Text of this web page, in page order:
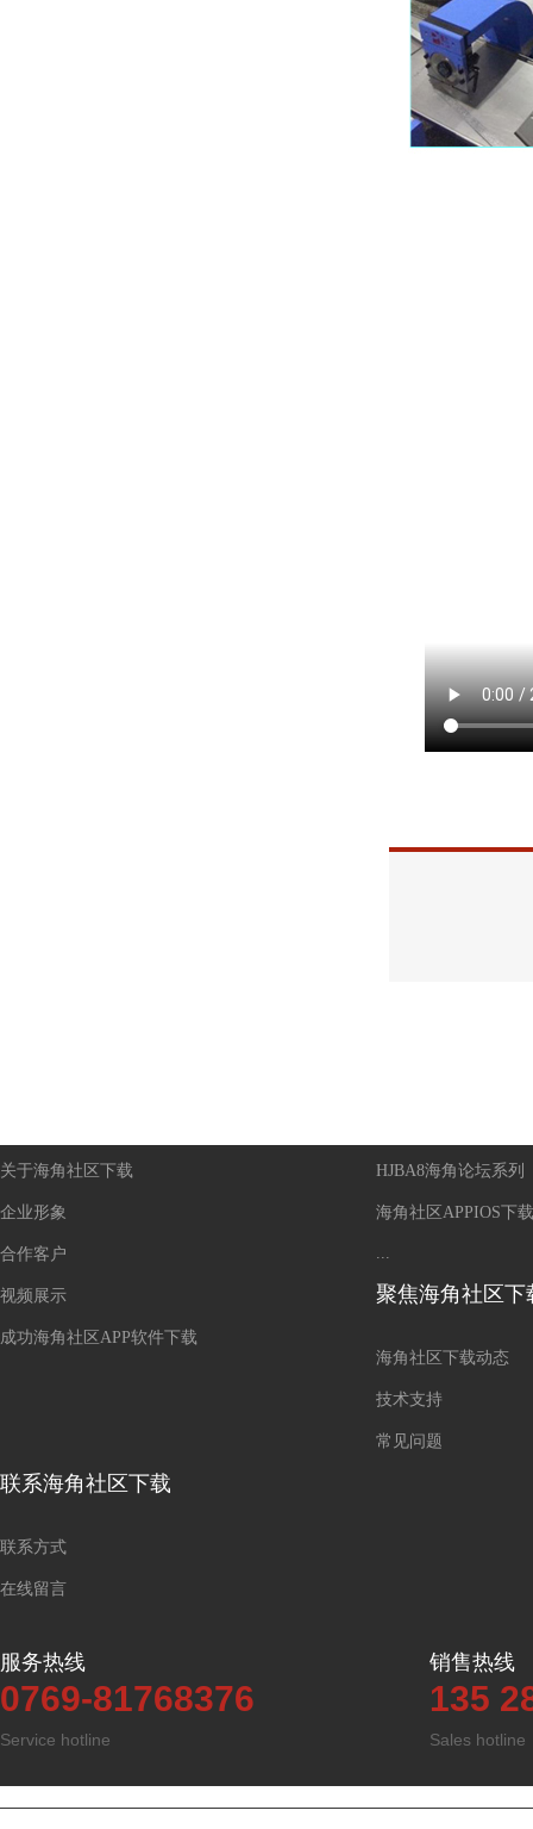
关于海角社区下载
企业形象
合作客户
视频展示
成功海角社区APP软件下载
HJBA8海角论坛系列
海角社区APPIOS下
...
聚焦海角社区下
海角社区下载动态
技术支持
常见问题
联系海角社区下载
联系方式
在线留言
服务热线
0769-81768376
Service hotline
销售热线
135
Sales hotline